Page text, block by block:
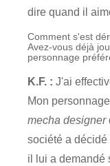
dire quand il
Comment s'est
Avez-vous déjà
personnage
K.F. : J'ai
Mon
mecha designer
société a
il lui a demandé